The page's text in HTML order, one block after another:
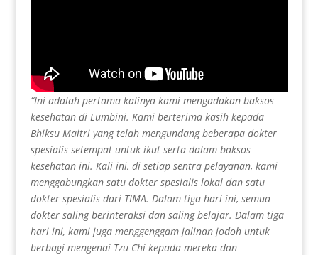
“Ini adalah pertama kalinya kami mengadakan baksos
kesehatan di Lumbini. Kami berterima kasih kepada
Bhiksu Maitri yang telah mengundang beberapa dokter
spesialis setempat untuk ikut serta dalam baksos
kesehatan ini. Kali ini, di setiap sentra pelayanan, kami
menggabungkan satu dokter spesialis lokal dan satu
dokter spesialis dari TIMA. Dalam tiga hari ini, semua
dokter saling berinteraksi dan saling belajar. Dalam tiga
hari ini, kami juga menggenggam jalinan jodoh untuk
berbagi mengenai Tzu Chi kepada mereka dan